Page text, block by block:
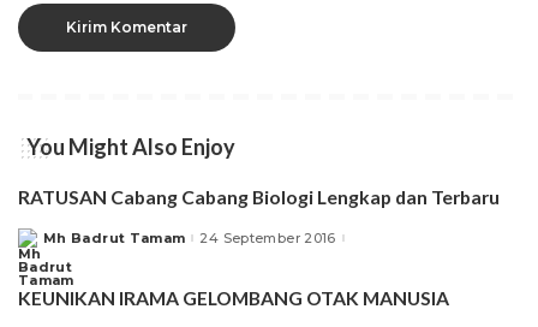
You Might Also Enjoy
RATUSAN Cabang Cabang Biologi Lengkap dan Terbaru
Posted
by
Mh Badrut Tamam 24 September 2016
KEUNIKAN IRAMA GELOMBANG OTAK MANUSIA